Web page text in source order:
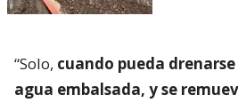
“Solo, cuando pueda
agua embalsada, y se